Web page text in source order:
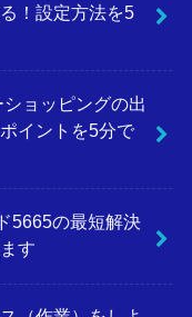
！設定方法を5
ショッピングの出
イントを5分で
5665の最短解決
す